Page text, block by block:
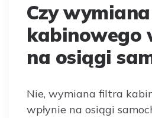
Czy
kabinowego
na osiągi
Nie, wymiana filtra
wpłynie na osiągi